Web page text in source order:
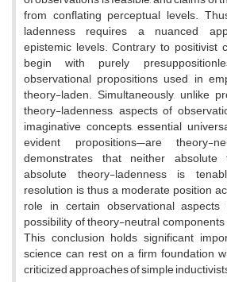
from conflating perceptual levels.
ladenness requires a nuanced
epistemic levels. Contrary to positivist
begin with purely
observational propositions used in
theory-laden. Simultaneously, unlike
theory-ladenness, aspects of
imaginative concepts, essential
evident propositions—are theory-
demonstrates that neither absolute
absolute theory-ladenness is
resolution is thus a moderate position
role in certain observational
possibility of theory-neutral
This conclusion holds significant
science can rest on a firm foundation
criticized approaches of simple